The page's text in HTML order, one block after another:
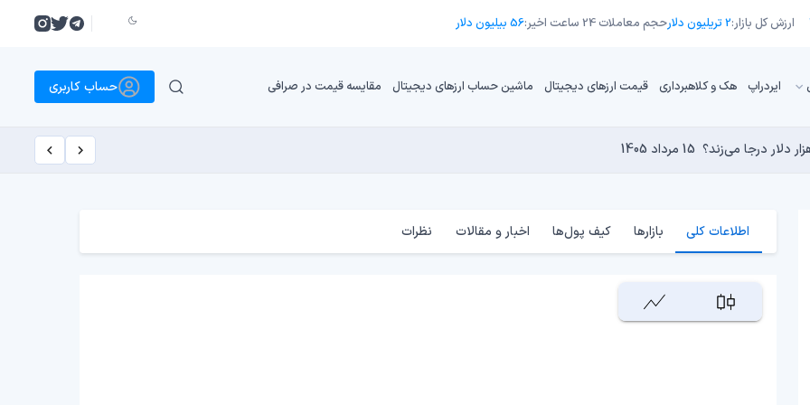
ارزش کل بازار:2 تریلیون دلار حجم معاملات 24 ساعت اخیر: 56 بیلیون دلار
ایردراپ هک و کلاهبرداری قیمت ارزهای دیجیتال ماشین حساب ارزهای دیجیتال مقایسه قیمت در صرافی حساب کاربری
15 مرداد 1405
به پایان رسیده است؟ 14 مرداد 1405 14 مرداد 1405 13 مرداد 1405 کریپتو تبدیل شدند؟ 13 مرداد 1405
اطلاعات کلی بازارها کیف پول‌ها اخبار و مقالات نظرات